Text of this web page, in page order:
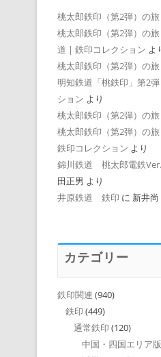
桃太郎鉄印（第2弾）の
桃太郎鉄印（第2弾）の
道 | 鉄印コレクション よ
桃太郎鉄印（第2弾）の
明知鉄道「桃鉄印」第2
ション より
桃太郎鉄印（第2弾）の
桃太郎鉄印（第2弾）の
鉄印コレクション より
錦川鉄道 桃太郎電鉄
田正男 より
井原鉄道 鉄印 に 新井尚
カテゴリー
鉄印関連 (940)
鉄印 (449)
通常鉄印 (120)
中国・四国エリア版